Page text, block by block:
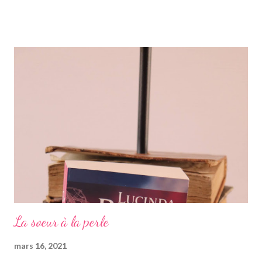
rapidement, un vieil homme de plus de quatre-vingts-ans a
adopté six filles, issues de ses voyages qu'il élève à Genève en
également par Marina, appelée Ma, leur gouvernante/nounou
La soeur à la perle
mars 16, 2021